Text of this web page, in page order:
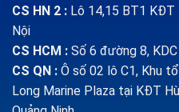
CS HN 2 : Lô 14,15 BT1 KĐT
Nội
CS HCM : Số 6 đường 8,
CS QN : Ô số 02 lô C1, Khu
Long Marine Plaza tại KĐT